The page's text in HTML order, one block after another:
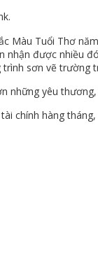
Màu Tuổi Thơ
nhận được nhiều
trình sơn vẽ trường
những yêu
chính hàng